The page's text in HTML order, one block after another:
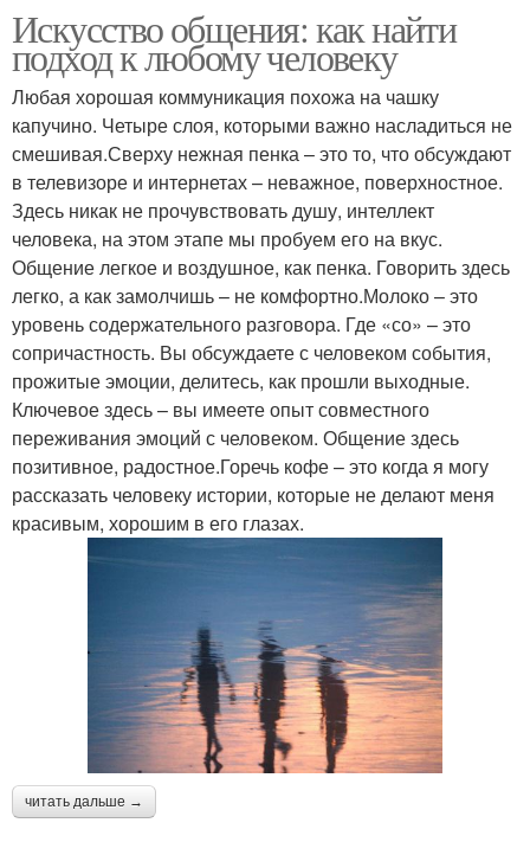
Искусство общения: как найти
подход к любому человеку
Любая хорошая коммуникация похожа на чашку
капучино. Четыре слоя, которыми важно насладиться не
смешивая.Сверху нежная пенка – это то, что обсуждают
в телевизоре и интернетах – неважное, поверхностное.
Здесь никак не прочувствовать душу, интеллект
человека, на этом этапе мы пробуем его на вкус.
Общение легкое и воздушное, как пенка. Говорить здесь
легко, а как замолчишь – не комфортно.Молоко – это
уровень содержательного разговора. Где «со» – это
сопричастность. Вы обсуждаете с человеком события,
прожитые эмоции, делитесь, как прошли выходные.
Ключевое здесь – вы имеете опыт совместного
переживания эмоций с человеком. Общение здесь
позитивное, радостное.Горечь кофе – это когда я могу
рассказать человеку истории, которые не делают меня
красивым, хорошим в его глазах.
читать дальше →